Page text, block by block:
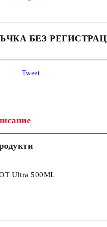
БЕЗ
с вас в рамките на работния ден.
Tweet
Ultra 500ML